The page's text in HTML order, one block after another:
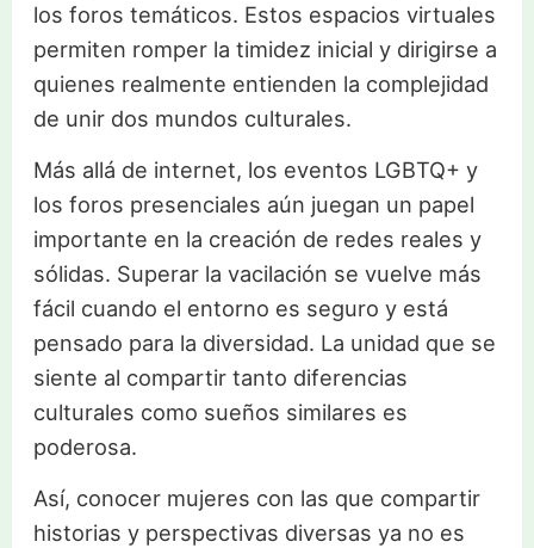
los foros temáticos. Estos espacios virtuales
permiten romper la timidez inicial y dirigirse a
quienes realmente entienden la complejidad
de unir dos mundos culturales.
Más allá de internet, los eventos LGBTQ+ y
los foros presenciales aún juegan un papel
importante en la creación de redes reales y
sólidas. Superar la vacilación se vuelve más
fácil cuando el entorno es seguro y está
pensado para la diversidad. La unidad que se
siente al compartir tanto diferencias
culturales como sueños similares es
poderosa.
Así, conocer mujeres con las que compartir
historias y perspectivas diversas ya no es